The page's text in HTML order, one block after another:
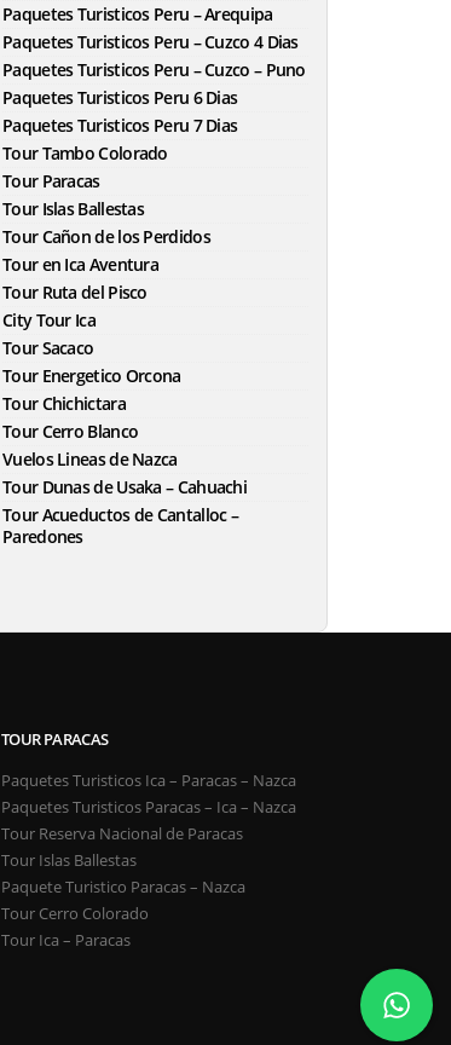
Paquetes Turisticos Peru – Arequipa
Paquetes Turisticos Peru – Cuzco 4 Dias
Paquetes Turisticos Peru – Cuzco – Puno
Paquetes Turisticos Peru 6 Dias
Paquetes Turisticos Peru 7 Dias
Tour Tambo Colorado
Tour Paracas
Tour Islas Ballestas
Tour Cañon de los Perdidos
Tour en Ica Aventura
Tour Ruta del Pisco
City Tour Ica
Tour Sacaco
Tour Energetico Orcona
Tour Chichictara
Tour Cerro Blanco
Vuelos Lineas de Nazca
Tour Dunas de Usaka – Cahuachi
Tour Acueductos de Cantalloc –
Paredones
TOUR PARACAS
Paquetes Turisticos Ica – Paracas – Nazca
Paquetes Turisticos Paracas – Ica – Nazca
Tour Reserva Nacional de Paracas
Tour Islas Ballestas
Paquete Turistico Paracas – Nazca
Tour Cerro Colorado
Tour Ica – Paracas